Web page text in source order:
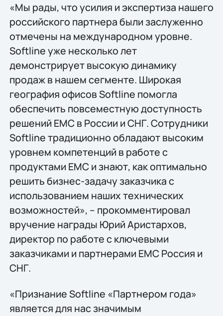
«Мы рады, что усилия и экспертиза нашего
российского партнера были заслуженно
отмечены на международном уровне.
Softline уже несколько лет
демонстрирует высокую динамику
продаж в нашем сегменте. Широкая
география офисов Softline помогла
обеспечить повсеместную доступность
решений ЕМС в России и СНГ. Сотрудники
Softline традиционно обладают высоким
уровнем компетенций в работе с
продуктами ЕМС и знают, как оптимально
решить бизнес-задачу заказчика с
использованием наших технических
возможностей», – прокомментировал
вручение награды Юрий Аристархов,
директор по работе с ключевыми
заказчиками и партнерами ЕМС Россия и
СНГ.
«Признание Softline «Партнером года»
является для нас значимым